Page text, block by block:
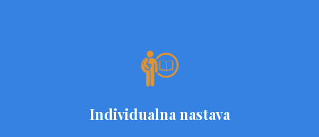
Individualna nastava